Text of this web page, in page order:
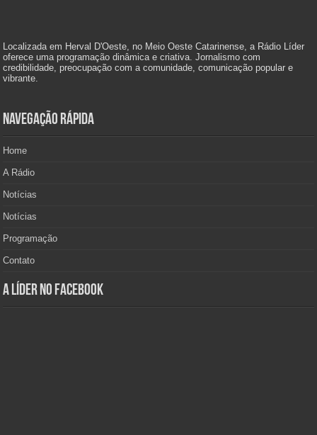
Localizada em Herval D'Oeste, no Meio Oeste Catarinense, a Rádio Líder
oferece uma programação dinâmica e criativa. Jornalismo com
credibilidade, preocupação com a comunidade, comunicação popular e
vibrante.
Navegação Rápida
Home
A Rádio
Notícias
Notícias
Programação
Contato
A Líder no Facebook